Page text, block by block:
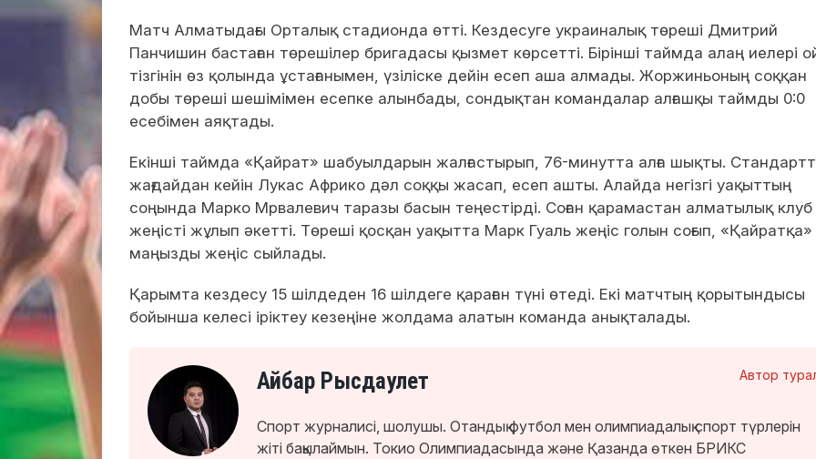
Матч Алматыдағы Орталық стадионда өтті. Кездесуге украиналық төреші Дмитрий
Панчишин бастаған төрешілер бригадасы қызмет көрсетті. Бірінші таймда алаң иелері
тізгінін өз қолында ұстағанымен, үзіліске дейін есеп аша алмады. Жоржиньоның соққан
добы төреші шешімімен есепке алынбады, сондықтан командалар алғашқы таймды 0:0
есебімен аяқтады.
Екінші таймда «Қайрат» шабуылдарын жалғастырып, 76-минутта алға шықты.
жағдайдан кейін Лукас Африко дәл соққы жасап, есеп ашты. Алайда негізгі уақыттың
соңында Марко Мрвалевич таразы басын теңестірді. Соған қарамастан алматылық клуб
жеңісті жұлып әкетті. Төреші қосқан уақытта Марк Гуаль жеңіс голын соғып, «Қайратқа»
маңызды жеңіс сыйлады.
Қарымта кездесу 15 шілдеден 16 шілдеге қараған түні өтеді. Екі матчтың қорытындысы
бойынша келесі іріктеу кезеңіне жолдама алатын команда анықталады.
Автор
Айбар Рысдаулет
Спорт журналисі, шолушы. Отандық футбол мен олимпиадалық спорт түрлерін
жіті бақылаймын. Токио Олимпиадасында және Қазанда өткен БРИКС